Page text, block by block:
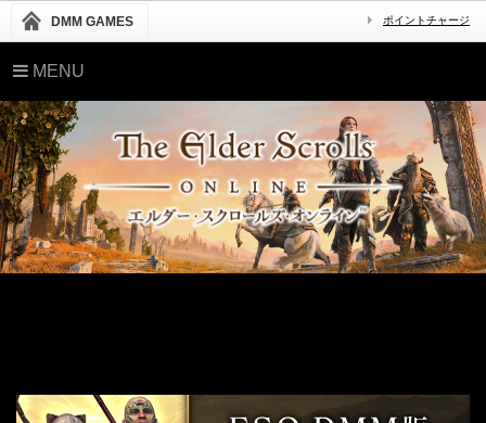
DMM GAMES ポイントチャージ
MENU